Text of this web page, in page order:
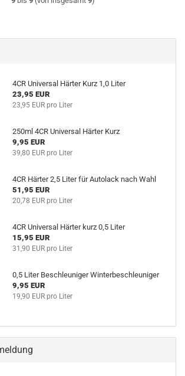
4CR Universal Härter Kurz 1,0 Liter
23,95 EUR
23,95 EUR pro Liter
250ml 4CR Universal Härter Kurz
9,95 EUR
39,80 EUR pro Liter
4CR Härter 2,5 Liter für Autolack nach Wahl
51,95 EUR
20,78 EUR pro Liter
4CR Universal Härter kurz 0,5 Liter
15,95 EUR
31,90 EUR pro Liter
0,5 Liter Beschleuniger Winterbeschleuniger
9,95 EUR
19,90 EUR pro Liter